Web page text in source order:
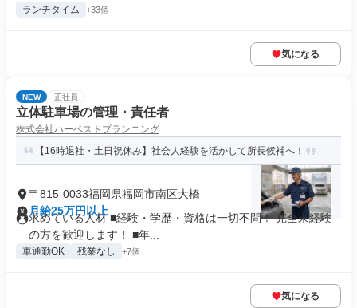
ランチタイム +33個
気になる
NEW 正社員
立体駐車場の管理・責任者
株式会社ハーベストプランニング
【16時退社・土日祝休み】社会人経験を活かして所長候補へ！
〒815-0033福岡県福岡市南区大橋
月給25万円以上
求めている人材 ■経験・学歴・資格は一切不問！ 完全未経験
の方を歓迎します！ ■年...
車通勤OK 残業なし +7個
気になる